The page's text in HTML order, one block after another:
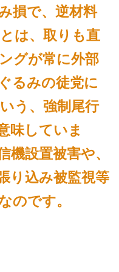
損で、逆材料
は、 取りも直
グが常に外部
るみの徒党に
う、強制尾行
味していま
設置被害や、
り込み被監視等
のです。